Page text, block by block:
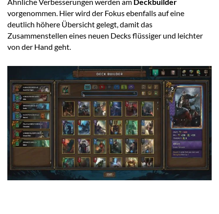
vorgenommen. Hier wird der Fokus ebenfalls auf eine
deutlich höhere Übersicht gelegt, damit das
Zusammenstellen eines neuen Decks flüssiger und leichter
von der Hand geht.